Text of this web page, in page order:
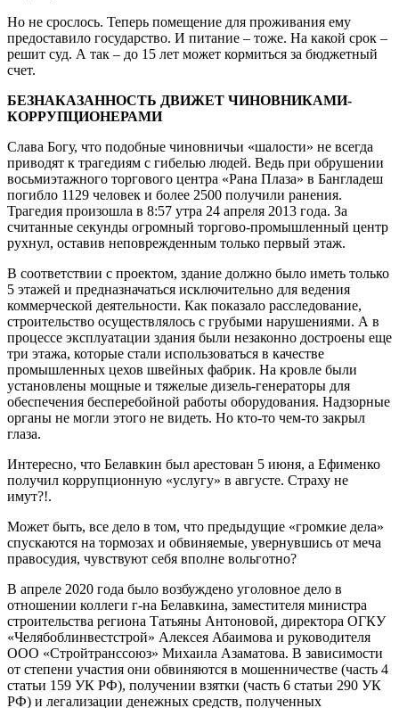
Но не срослось. Теперь помещение для проживания ему
предоставило государство. И питание – тоже. На какой срок –
решит суд. А так – до 15 лет может кормиться за бюджетный
счет.
БЕЗНАКАЗАННОСТЬ ДВИЖЕТ ЧИНОВНИКАМИ-
КОРРУПЦИОНЕРАМИ
Слава Богу, что подобные чиновничьи «шалости» не всегда
приводят к трагедиям с гибелью людей. Ведь при обрушении
восьмиэтажного торгового центра «Рана Плаза» в Бангладеш
погибло 1129 человек и более 2500 получили ранения.
Трагедия произошла в 8:57 утра 24 апреля 2013 года. За
считанные секунды огромный торгово-промышленный центр
рухнул, оставив неповрежденным только первый этаж.
В соответствии с проектом, здание должно было иметь только
5 этажей и предназначаться исключительно для ведения
коммерческой деятельности. Как показало расследование,
строительство осуществлялось с грубыми нарушениями. А в
процессе эксплуатации здания были незаконно достроены еще
три этажа, которые стали использоваться в качестве
промышленных цехов швейных фабрик. На кровле были
установлены мощные и тяжелые дизель-генераторы для
обеспечения бесперебойной работы оборудования. Надзорные
органы не могли этого не видеть. Но кто-то чем-то закрыл
глаза.
Интересно, что Белавкин был арестован 5 июня, а Ефименко
получил коррупционную «услугу» в августе. Страху не
имут?!.
Может быть, все дело в том, что предыдущие «громкие дела»
спускаются на тормозах и обвиняемые, увернувшись от меча
правосудия, чувствуют себя вполне вольготно?
В апреле 2020 года было возбуждено уголовное дело в
отношении коллеги г-на Белавкина, заместителя министра
строительства региона Татьяны Антоновой, директора ОГКУ
«Челябоблинвестстрой» Алексея Абаимова и руководителя
ООО «Стройтранссоюз» Михаила Азаматова. В зависимости
от степени участия они обвиняются в мошенничестве (часть 4
статьи 159 УК РФ), получении взятки (часть 6 статьи 290 УК
РФ) и легализации денежных средств, полученных